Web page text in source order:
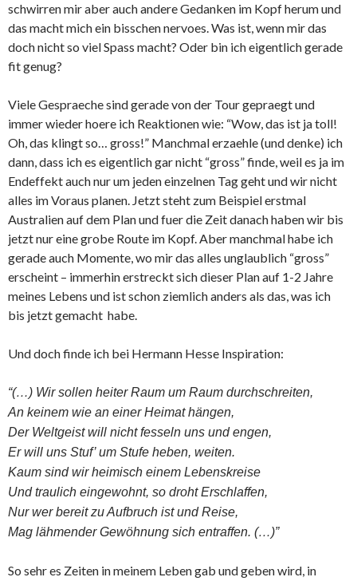
schwirren mir aber auch andere Gedanken im Kopf herum und
das macht mich ein bisschen nervoes. Was ist, wenn mir das
doch nicht so viel Spass macht? Oder bin ich eigentlich gerade
fit genug?
Viele Gespraeche sind gerade von der Tour gepraegt und
immer wieder hoere ich Reaktionen wie: “Wow, das ist ja toll!
Oh, das klingt so… gross!” Manchmal erzaehle (und denke) ich
dann, dass ich es eigentlich gar nicht “gross” finde, weil es ja im
Endeffekt auch nur um jeden einzelnen Tag geht und wir nicht
alles im Voraus planen. Jetzt steht zum Beispiel erstmal
Australien auf dem Plan und fuer die Zeit danach haben wir bis
jetzt nur eine grobe Route im Kopf. Aber manchmal habe ich
gerade auch Momente, wo mir das alles unglaublich “gross”
erscheint – immerhin erstreckt sich dieser Plan auf 1-2 Jahre
meines Lebens und ist schon ziemlich anders als das, was ich
bis jetzt gemacht habe.
Und doch finde ich bei Hermann Hesse Inspiration:
“(…) Wir sollen heiter Raum um Raum durchschreiten,
An keinem wie an einer Heimat hängen,
Der Weltgeist will nicht fesseln uns und engen,
Er will uns Stuf’ um Stufe heben, weiten.
Kaum sind wir heimisch einem Lebenskreise
Und traulich eingewohnt, so droht Erschlaffen,
Nur wer bereit zu Aufbruch ist und Reise,
Mag lähmender Gewöhnung sich entraffen. (…)”
So sehr es Zeiten in meinem Leben gab und geben wird, in